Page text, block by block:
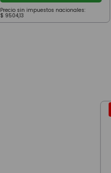
Precio sin impuestos nacionales:
$ 9504,13